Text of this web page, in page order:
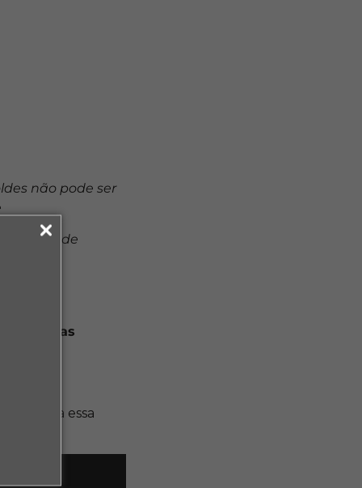
não pode ser
1 curso de
Ofertas
perca essa